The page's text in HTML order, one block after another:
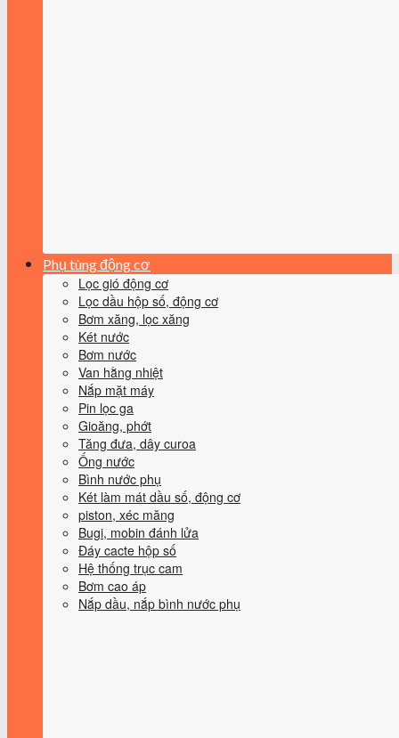
Phụ tùng động cơ
Lọc gió động cơ
Lọc dầu hộp số, động cơ
Bơm xăng, lọc xăng
Két nước
Bơm nước
Van hằng nhiệt
Nắp mặt máy
Pin lọc ga
Gioăng, phớt
Tăng đưa, dây curoa
Ống nước
Bình nước phụ
Két làm mát dầu số, động cơ
piston, xéc măng
Bugi, mobin đánh lửa
Đáy cacte hộp số
Hệ thống trục cam
Bơm cao áp
Nắp dầu, nắp bình nước phụ